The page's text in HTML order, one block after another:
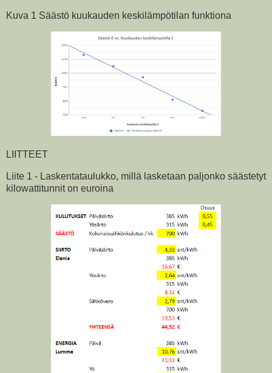
Kuva 1 Säästö kuukauden keskilämpötilan funktiona
LIITTEET
Liite 1 - Laskentataulukko, millä lasketaan paljonko säästetyt
kilowattitunnit on euroina